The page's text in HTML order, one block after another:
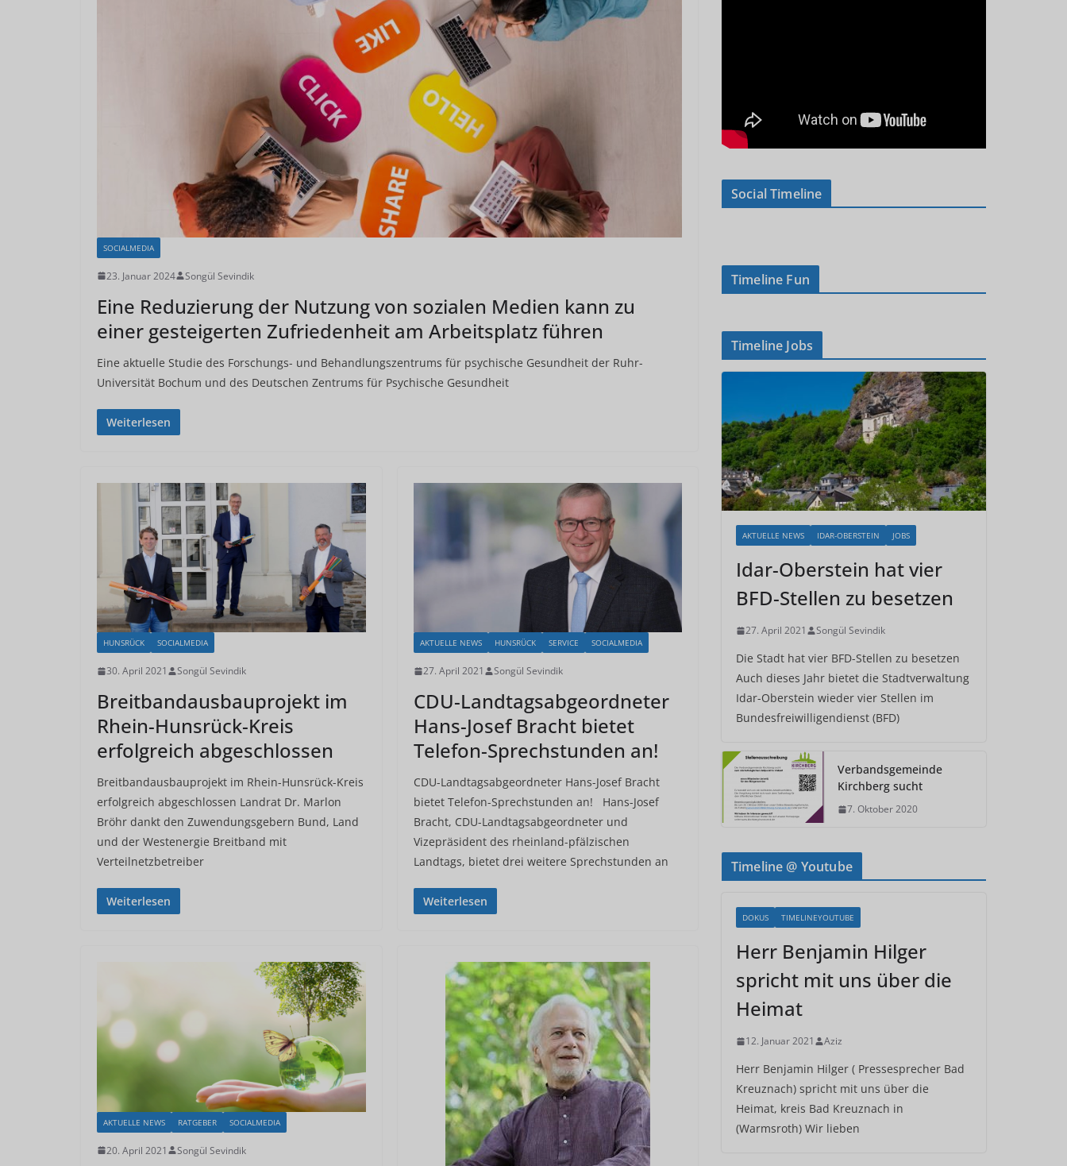
SOCIALMEDIA
23. Januar 2024 Songül Sevindik
Eine Reduzierung der Nutzung von sozialen Medien kann zu
einer gesteigerten Zufriedenheit am Arbeitsplatz führen
Eine aktuelle Studie des Forschungs- und Behandlungszentrums für psychische Gesundheit der Ruhr-
Universität Bochum und des Deutschen Zentrums für Psychische Gesundheit
Weiterlesen
HUNSRÜCK SOCIALMEDIA
30. April 2021 Songül Sevindik
Breitbandausbauprojekt im
Rhein-Hunsrück-Kreis
erfolgreich abgeschlossen
Breitbandausbauprojekt im Rhein-Hunsrück-Kreis
erfolgreich abgeschlossen Landrat Dr. Marlon
Bröhr dankt den Zuwendungsgebern Bund, Land
und der Westenergie Breitband mit
Verteilnetzbetreiber
Weiterlesen
AKTUELLE NEWS HUNSRÜCK SERVICE SOCIALMEDIA
27. April 2021 Songül Sevindik
CDU-Landtagsabgeordneter
Hans-Josef Bracht bietet
Telefon-Sprechstunden an!
CDU-Landtagsabgeordneter Hans-Josef Bracht
bietet Telefon-Sprechstunden an! Hans-Josef
Bracht, CDU-Landtagsabgeordneter und
Vizepräsident des rheinland-pfälzischen
Landtags, bietet drei weitere Sprechstunden an
Weiterlesen
AKTUELLE NEWS RATGEBER SOCIALMEDIA
20. April 2021 Songül Sevindik
Social Timeline
Timeline Fun
Timeline Jobs
AKTUELLE NEWS IDAR-OBERSTEIN JOBS
Idar-Oberstein hat vier
BFD-Stellen zu besetzen
27. April 2021 Songül Sevindik
Die Stadt hat vier BFD-Stellen zu besetzen
Auch dieses Jahr bietet die Stadtverwaltung
Idar-Oberstein wieder vier Stellen im
Bundesfreiwilligendienst (BFD)
Verbandsgemeinde
Kirchberg sucht
7. Oktober 2020
Timeline @ Youtube
DOKUS TIMELINEYOUTUBE
Herr Benjamin Hilger
spricht mit uns über die
Heimat
12. Januar 2021 Aziz
Herr Benjamin Hilger ( Pressesprecher Bad
Kreuznach) spricht mit uns über die
Heimat, kreis Bad Kreuznach in
(Warmsroth) Wir lieben